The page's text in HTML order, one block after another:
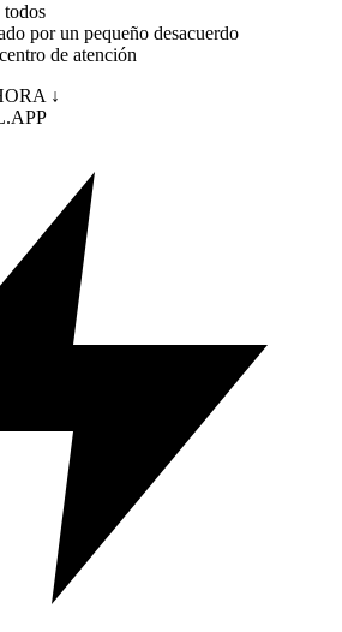
todos
por un pequeño desacuerdo
de atención
↓